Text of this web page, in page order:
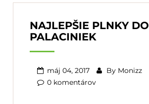
NAJLEPŠIE PLNKY DO
PALACINIEK
máj 04, 2017 By Monizz
0 komentárov